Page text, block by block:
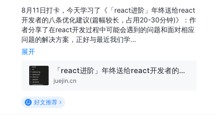
8月11日打卡，今天学习了《「react进阶」年终送给react
开发者的八条优化建议(篇幅较长，占用20-30分钟)》：作
者分享了在react开发过程中可能会遇到的问题和面对相应
问题的解决方案，正好与最近我们学…
展开
「react进阶」年终送给react开发者的八条优化建议(篇幅较长，占用20-30分钟)
juejin.cn
好文推荐